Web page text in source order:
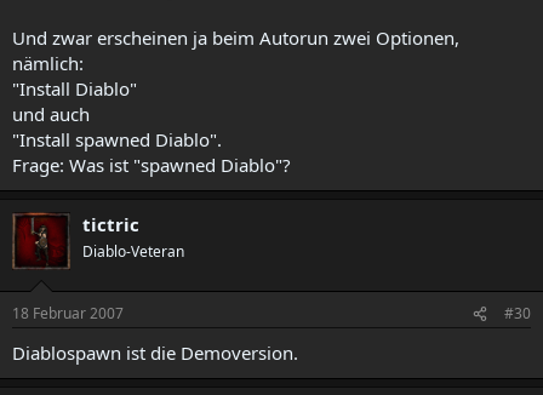
Und zwar erscheinen ja beim Autorun zwei Optionen,
nämlich:
"Install Diablo"
und auch
"Install spawned Diablo".
Frage: Was ist "spawned Diablo"?
tictric
Diablo-Veteran
18 Februar 2007 #30
Diablospawn ist die Demoversion.